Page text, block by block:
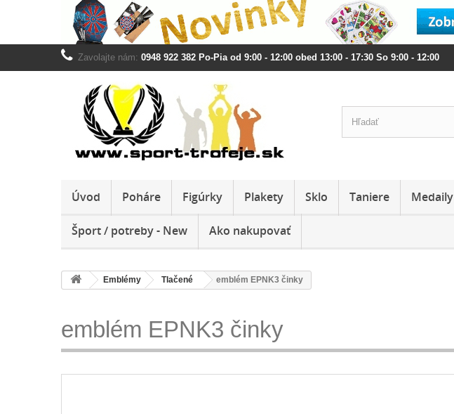
Zavolajte nám: 0948 922 382 Po-Pia od 9:00 - 12:00 obed 13:00 - 17:30 So 9:00 - 12:00
Úvod Poháre Figúrky Plakety Sklo Taniere Medaily
Šport / potreby - New Ako nakupovať
Emblémy Tlačené emblém EPNK3 činky
emblém EPNK3 činky